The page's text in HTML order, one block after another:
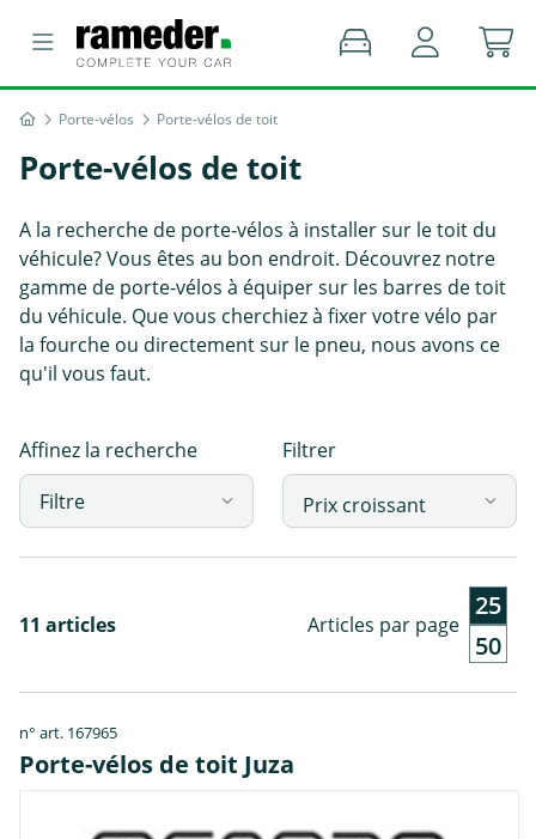
Porte-vélos Porte-vélos de toit
Porte-vélos de toit
A la recherche de porte-vélos à installer sur le toit du
véhicule? Vous êtes au bon endroit. Découvrez notre
gamme de porte-vélos à équiper sur les barres de toit
du véhicule. Que vous cherchiez à fixer votre vélo par
la fourche ou directement sur le pneu, nous avons ce
qu'il vous faut.
Affinez la recherche
Filtre
Filtrer
11 articles Articles par page
25
50
n° art. 167965
Porte-vélos de toit Juza